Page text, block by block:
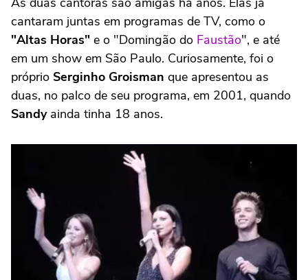
cantaram juntas em programas de TV, como o
"Altas Horas" e o "Domingão do Faustão", e até
em um show em São Paulo. Curiosamente, foi o
próprio Serginho Groisman que apresentou as
duas, no palco de seu programa, em 2001, quando
Sandyainda tinha 18 anos.